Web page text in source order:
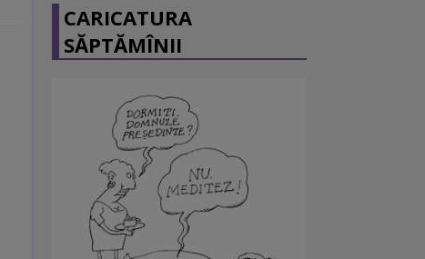
CARICATURA
SĂPTĂMÎNII